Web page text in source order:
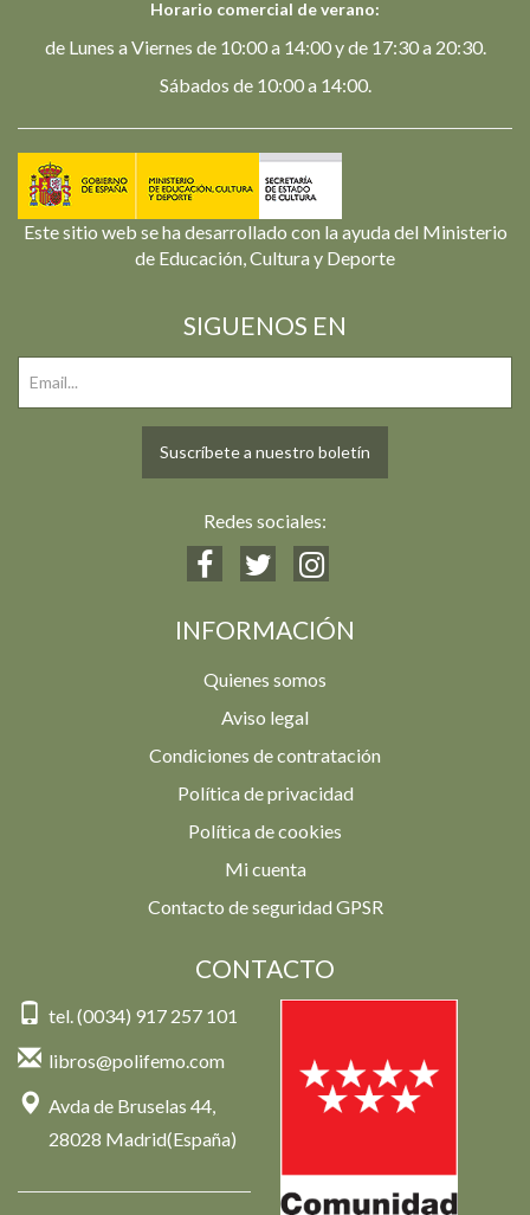
Horario comercial de verano:
de Lunes a Viernes de 10:00 a 14:00 y de 17:30 a 20:30.
Sábados de 10:00 a 14:00.
Este sitio web se ha desarrollado con la ayuda del Ministerio
de Educación, Cultura y Deporte
SIGUENOS EN
Suscríbete a nuestro boletín
Redes sociales:
INFORMACIÓN
Quienes somos
Aviso legal
Condiciones de contratación
Política de privacidad
Política de cookies
Mi cuenta
Contacto de seguridad GPSR
CONTACTO
tel. (0034) 917 257 101
libros@polifemo.com
Avda de Bruselas 44,
28028 Madrid(España)